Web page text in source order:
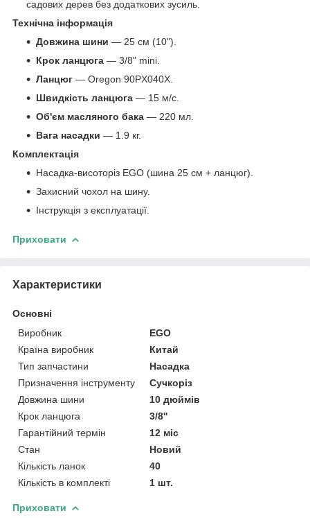
садових дерев без додаткових зусиль.
Технічна інформація
Довжина шини — 25 см (10").
Крок ланцюга — 3/8" mini.
Ланцюг — Oregon 90PX040X.
Швидкість ланцюга — 15 м/с.
Об'єм масляного бака — 220 мл.
Вага насадки — 1.9 кг.
Комплектація
Насадка-висоторіз EGO (шина 25 см + ланцюг).
Захисний чохол на шину.
Інструкція з експлуатації.
Приховати
Характеристики
Основні
Виробник
EGO
Країна виробник
Китай
Тип запчастини
Насадка
Призначення інструменту
Сучкоріз
Довжина шини
10 дюймів
Крок ланцюга
3/8''
Гарантійний термін
12 міс
Стан
Новий
Кількість ланок
40
Кількість в комплекті
1 шт.
Приховати